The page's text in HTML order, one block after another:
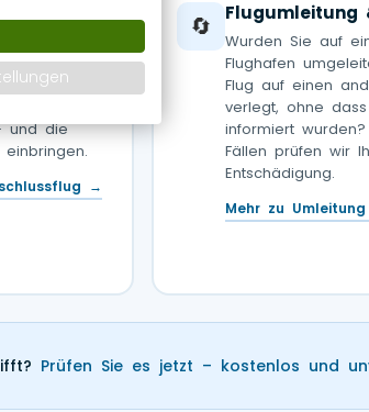
dem
Ihren
gesamte
und die
→
🔄 Flugumleitung
Wurden Sie auf
Flughafen
Flug auf einen
verlegt, ohne
informiert
Fällen prüfen wir
Entschädigung.
Mehr zu
Prüfen Sie es jetzt – kostenlos und